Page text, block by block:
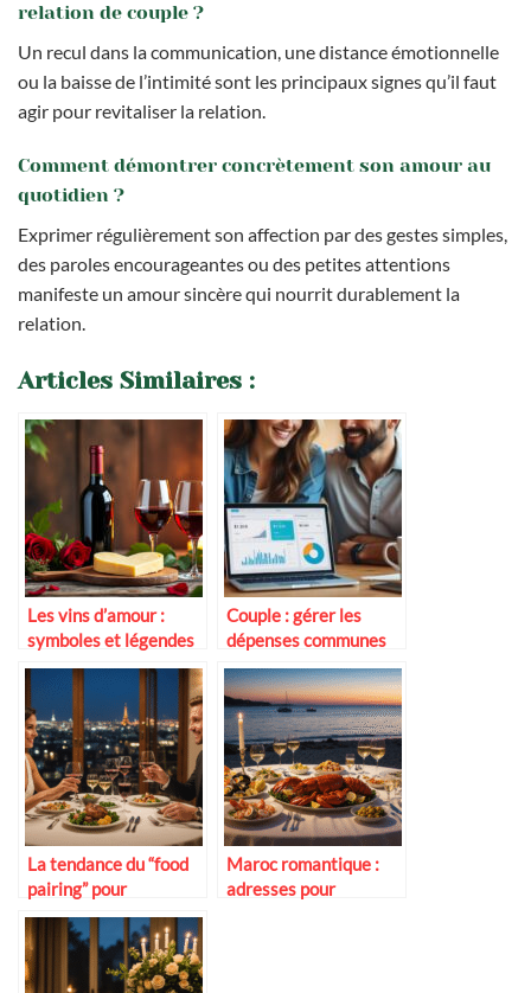
relation de couple ?
Un recul dans la communication, une distance émotionnelle
ou la baisse de l’intimité sont les principaux signes qu’il faut
agir pour revitaliser la relation.
Comment démontrer concrètement son amour au
quotidien ?
Exprimer régulièrement son affection par des gestes simples,
des paroles encourageantes ou des petites attentions
manifeste un amour sincère qui nourrit durablement la
relation.
Articles Similaires :
Les vins d’amour :
symboles et légendes
Couple : gérer les
dépenses communes
simplement (compte
joint, virements,
cartes…)
La tendance du “food
pairing” pour
surprendre en couple
Maroc romantique :
adresses pour